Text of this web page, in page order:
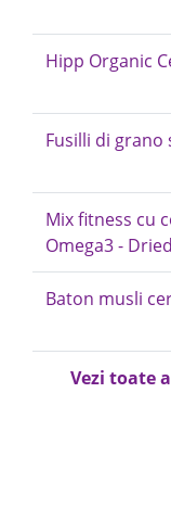
Hipp Organic
Fusilli di grano
Mix fitness cu
Omega3 -
Baton musli
Vezi toate